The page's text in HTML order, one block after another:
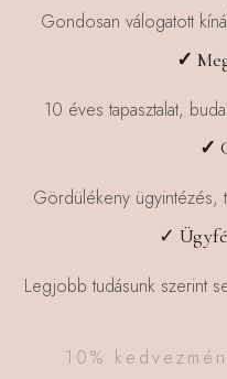
Gondosan válogatott
✓
10 éves tapasztalat,
✓
Gördülékeny ügyintézés,
✓
Legjobb tudásunk szerint
10%